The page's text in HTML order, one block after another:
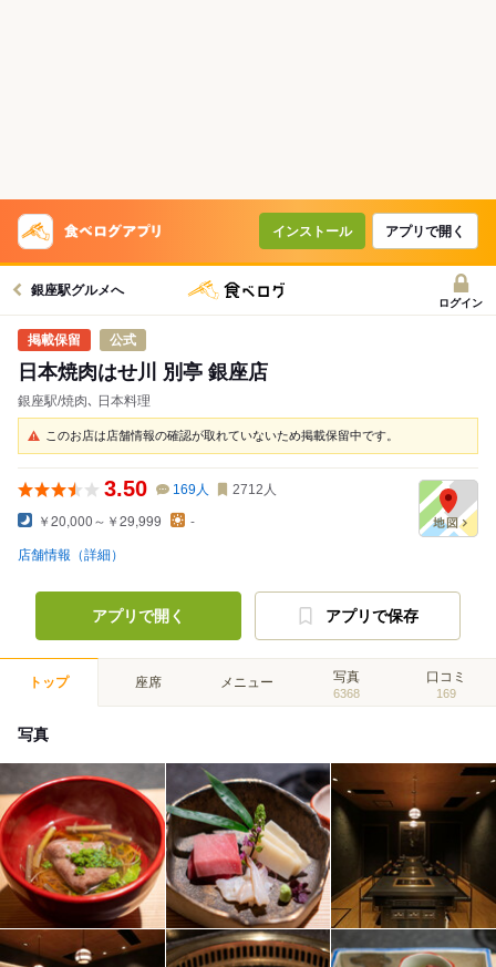
インストール アプリで開く
銀座駅グルメへ
ログイン
公式
日本焼肉はせ川 別亭 銀座店
銀座駅/焼肉､ 日本料理
このお店は店舗情報の確認が取れていないため掲載保留中です。
3.50 169人 2712 人
￥20,000～￥29,999 -
店舗情報（詳細）
アプリで開く アプリで保存
トップ 座席 メニュー 写真
6368
口コミ
169
写真